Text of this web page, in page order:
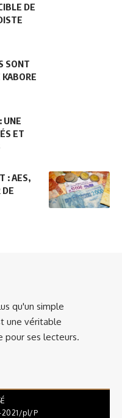
DE
SONT
UNE
ET
: AES,
DE
qu'un simple
une véritable
ses lecteurs.
2021/pl/P